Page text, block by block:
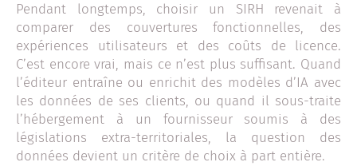
Pendant longtemps, choisir un SIRH revenait à
comparer des couvertures fonctionnelles, des
expériences utilisateurs et des coûts de licence.
C’est encore vrai, mais ce n’est plus suffisant. Quand
l’éditeur entraîne ou enrichit des modèles d’IA avec
les données de ses clients, ou quand il sous-traite
l’hébergement à un fournisseur soumis à des
législations extra-territoriales, la question des
données devient un critère de choix à part entière.